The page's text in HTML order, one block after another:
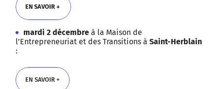
EN SAVOIR +
EN SAVOIR +
mardi 2 décembre à la Maison de
l’Entrepreneuriat et des Transitions à Saint-Herblain
:
EN SAVOIR +